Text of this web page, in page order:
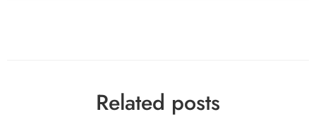
Related posts